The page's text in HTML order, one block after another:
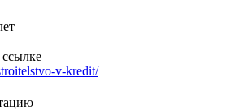
v-kredit/